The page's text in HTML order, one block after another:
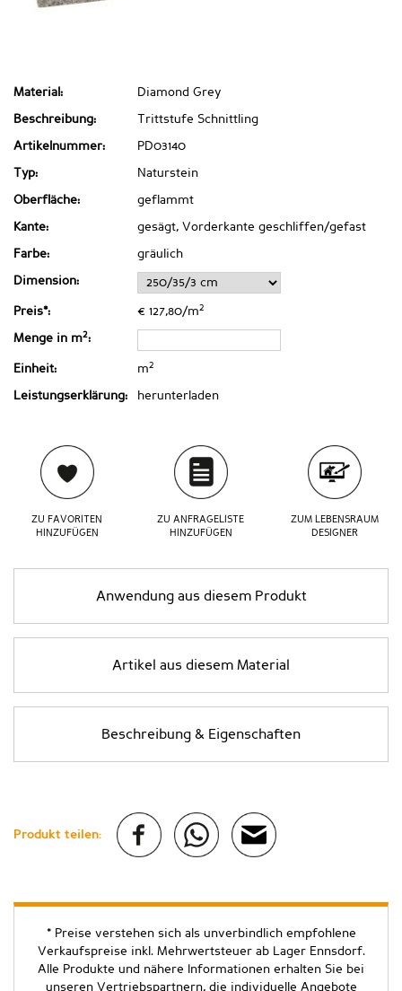
Material: Diamond Grey
Beschreibung: Trittstufe Schnittling
Artikelnummer: PD03140
Typ: Naturstein
Oberfläche: geflammt
Kante: gesägt, Vorderkante geschliffen/gefast
Farbe: gräulich
Dimension:
Preis*: € 127,80/m2
Menge in m2:
Einheit: m2
Leistungserklärung: herunterladen
ZU FAVORITEN
HINZUFÜGEN
ZU ANFRAGELISTE
HINZUFÜGEN
ZUM LEBENSRAUM
DESIGNER
Anwendung aus diesem Produkt
Artikel aus diesem Material
Beschreibung & Eigenschaften
Produkt teilen:
* Preise verstehen sich als unverbindlich empfohlene
Verkaufspreise inkl. Mehrwertsteuer ab Lager Ennsdorf.
Alle Produkte und nähere Informationen erhalten Sie bei
unseren Vertriebspartnern, die individuelle Angebote